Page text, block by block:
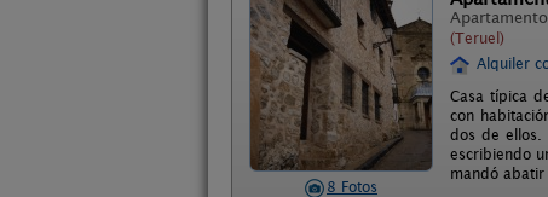
8 Fotos
(Teruel)
Alquiler
Casa típica
con
dos de ellos.
escribiendo
mandó abatir